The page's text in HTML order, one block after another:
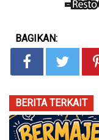
BAGIKAN:
BERITA TERKAIT